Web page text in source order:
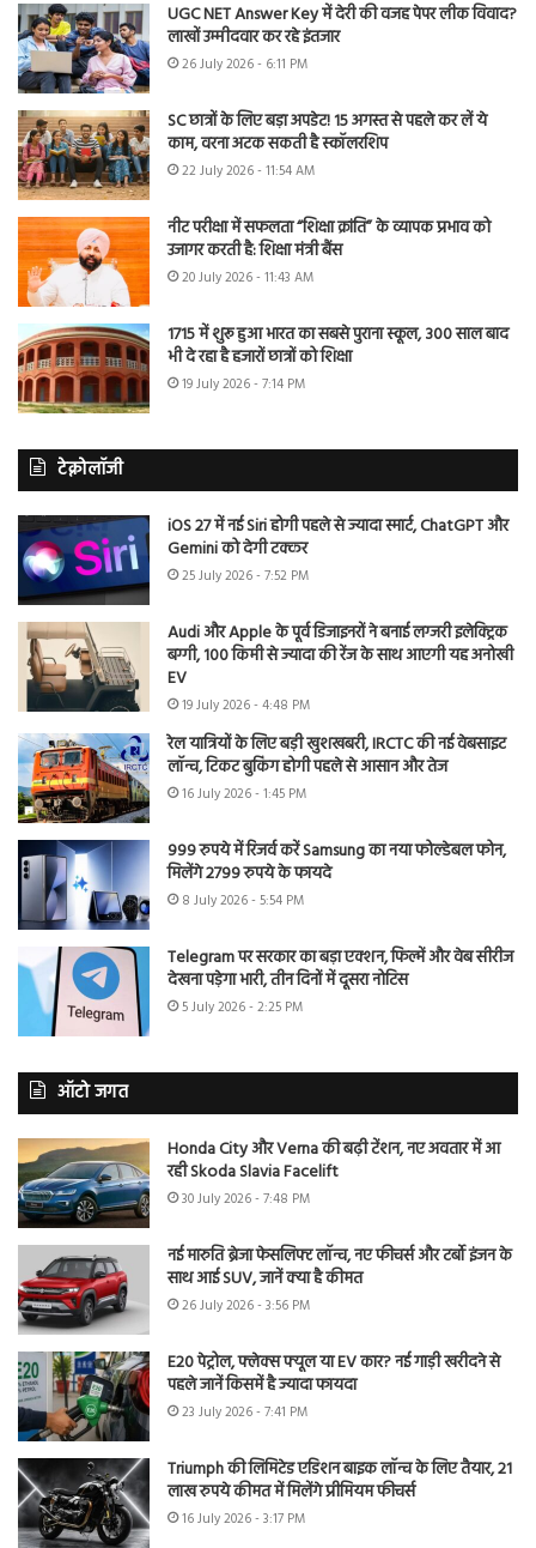
UGC NET Answer Key में देरी की वजह पेपर लीक विवाद?
लाखों उम्मीदवार कर रहे इंतजार
26 July 2026 - 6:11 PM
SC छात्रों के लिए बड़ा अपडेट! 15 अगस्त से पहले कर लें ये
काम, वरना अटक सकती है स्कॉलरशिप
22 July 2026 - 11:54 AM
नीट परीक्षा में सफलता “शिक्षा क्रांति” के व्यापक प्रभाव को
उजागर करती है: शिक्षा मंत्री बैंस
20 July 2026 - 11:43 AM
1715 में शुरू हुआ भारत का सबसे पुराना स्कूल, 300 साल बाद
भी दे रहा है हजारों छात्रों को शिक्षा
19 July 2026 - 7:14 PM
टेक्नोलॉजी
iOS 27 में नई Siri होगी पहले से ज्यादा स्मार्ट, ChatGPT और
Gemini को देगी टक्कर
25 July 2026 - 7:52 PM
Audi और Apple के पूर्व डिजाइनरों ने बनाई लग्जरी इलेक्ट्रिक
बग्गी, 100 किमी से ज्यादा की रेंज के साथ आएगी यह अनोखी
EV
19 July 2026 - 4:48 PM
रेल यात्रियों के लिए बड़ी खुशखबरी, IRCTC की नई वेबसाइट
लॉन्च, टिकट बुकिंग होगी पहले से आसान और तेज
16 July 2026 - 1:45 PM
999 रुपये में रिजर्व करें Samsung का नया फोल्डेबल फोन,
मिलेंगे 2799 रुपये के फायदे
8 July 2026 - 5:54 PM
Telegram पर सरकार का बड़ा एक्शन, फिल्में और वेब सीरीज
देखना पड़ेगा भारी, तीन दिनों में दूसरा नोटिस
5 July 2026 - 2:25 PM
ऑटो जगत
Honda City और Verna की बढ़ी टेंशन, नए अवतार में आ
रही Skoda Slavia Facelift
30 July 2026 - 7:48 PM
नई मारुति ब्रेजा फेसलिफ्ट लॉन्च, नए फीचर्स और टर्बो इंजन के
साथ आई SUV, जानें क्या है कीमत
26 July 2026 - 3:56 PM
E20 पेट्रोल, फ्लेक्स फ्यूल या EV कार? नई गाड़ी खरीदने से
पहले जानें किसमें है ज्यादा फायदा
23 July 2026 - 7:41 PM
Triumph की लिमिटेड एडिशन बाइक लॉन्च के लिए तैयार, 21
लाख रुपये कीमत में मिलेंगे प्रीमियम फीचर्स
16 July 2026 - 3:17 PM